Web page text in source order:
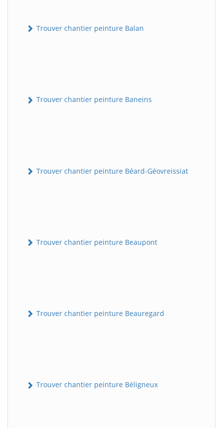
Trouver chantier peinture Balan
Trouver chantier peinture Baneins
Trouver chantier peinture Béard-Géovreissiat
Trouver chantier peinture Beaupont
Trouver chantier peinture Beauregard
Trouver chantier peinture Béligneux